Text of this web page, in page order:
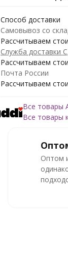
Способ доставки
Самовывоз со
Рассчитываем
Служба доставки
Рассчитываем
Почта России
Рассчитываем
Все товары
Все товары
Оптом